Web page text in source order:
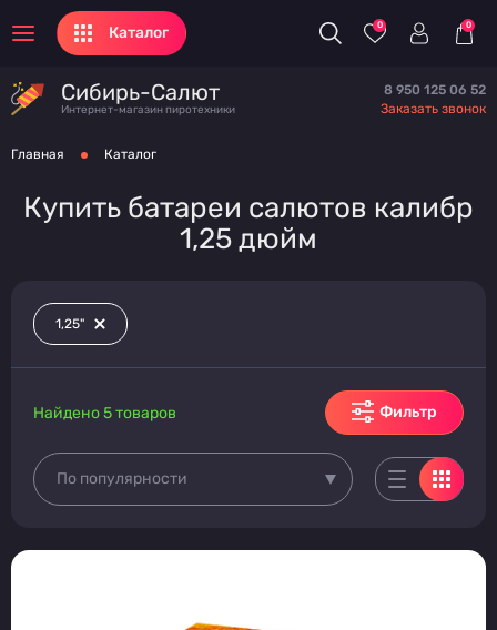
Каталог 0 0
Сибирь-Салют
Интернет-магазин пиротехники
8 950 125 06 52
Заказать звонок
Главная Каталог
Купить батареи салютов калибр
1,25 дюйм
1,25"
Фильтр
По популярности
Найдено 5 товаров